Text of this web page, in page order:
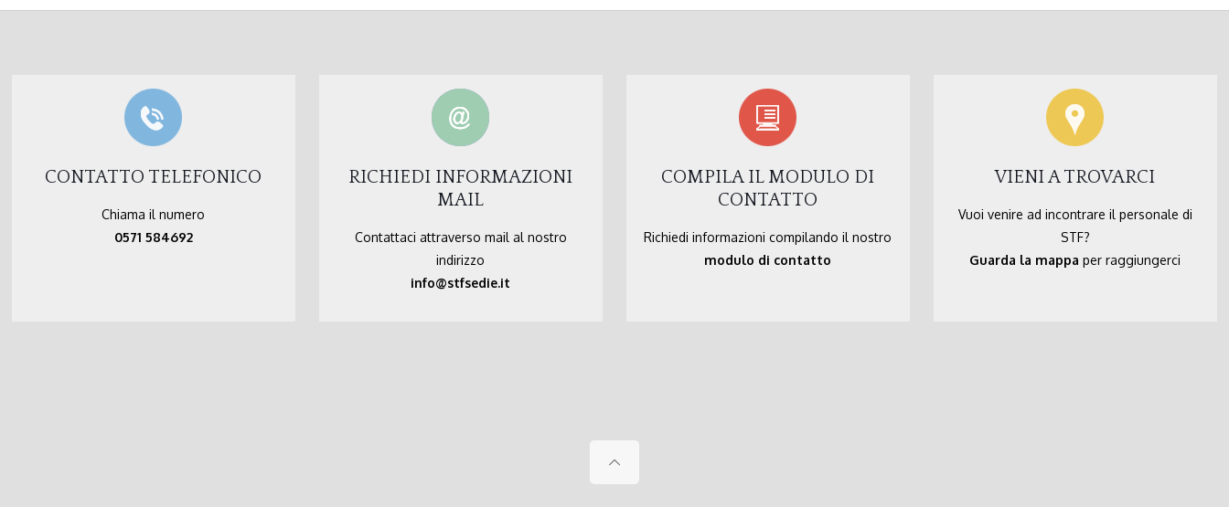
CONTATTO TELEFONICO
Chiama il numero
0571 584692
RICHIEDI INFORMAZIONI
MAIL
Contattaci attraverso mail al nostro
indirizzo
info@stfsedie.it
COMPILA IL MODULO DI
CONTATTO
Richiedi informazioni compilando il nostro
modulo di contatto
VIENI A TROVARCI
Vuoi venire ad incontrare il personale di
STF?
Guarda la mappa per raggiungerci